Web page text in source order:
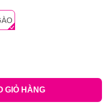
GIỎ HÀNG